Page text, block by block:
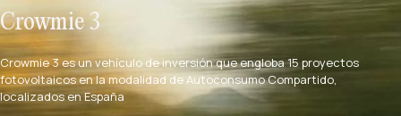
Crowmie 3
Crowmie 3 es un vehículo de inversión que engloba 15 proyectos
fotovoltaicos en la modalidad de Autoconsumo Compartido,
localizados en España